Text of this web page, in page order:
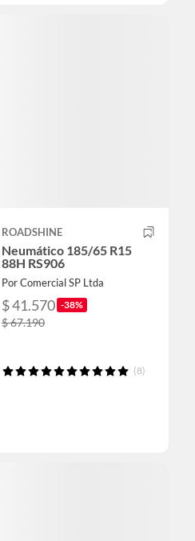
ROADSHINE
Neumático 185/65 R15
88H RS906
Por Comercial SP Ltda
$ 41.570 -38%
$ 67.190
(8)